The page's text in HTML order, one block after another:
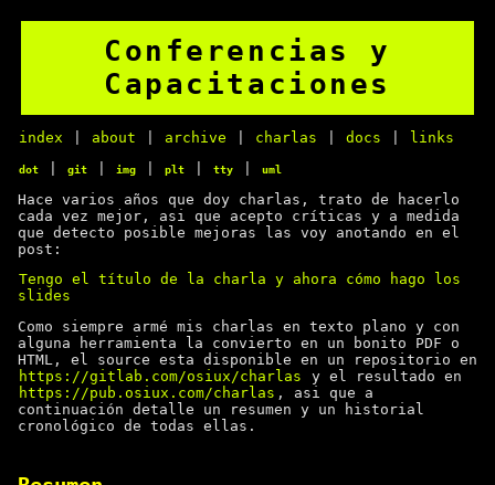
Conferencias y
Capacitaciones
index about archive charlas docs links
dot git img plt tty uml
Hace varios años que doy charlas, trato de hacerlo
cada vez mejor, asi que acepto críticas y a medida
que detecto posible mejoras las voy anotando en el
post:
Tengo el título de la charla y ahora cómo hago los
slides
Como siempre armé mis charlas en texto plano y con
alguna herramienta la convierto en un bonito PDF o
HTML, el source esta disponible en un repositorio en
https://gitlab.com/osiux/charlas
y el resultado en
https://pub.osiux.com/charlas , asi que a
continuación detalle un resumen y un historial
cronológico de todas ellas.